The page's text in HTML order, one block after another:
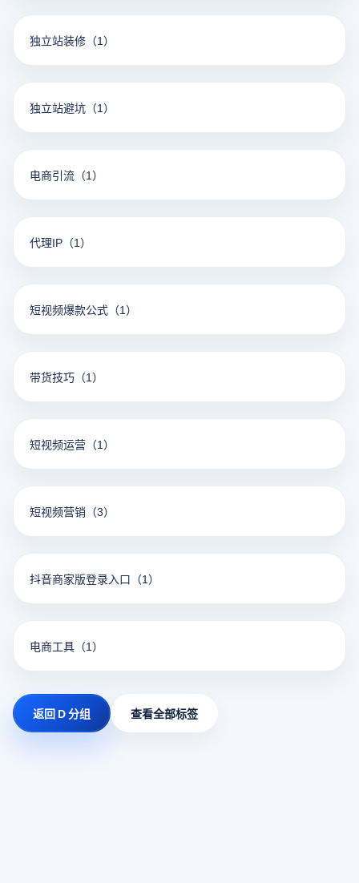
独立站装修 （1）
独立站避坑 （1）
电商引流 （1）
代理IP （1）
短视频爆款公式 （1）
带货技巧 （1）
短视频运营 （1）
短视频营销 （3）
抖音商家版登录入口 （1）
电商工具 （1）
返回 D 分组 查看全部标签